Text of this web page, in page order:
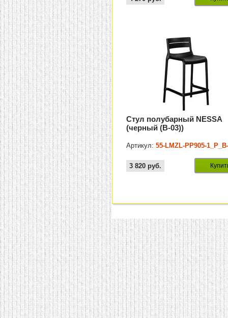
Стул полубарный NESSA
(черный (B-03))
Артикул:55-LMZL-PP905-
3 820 руб.